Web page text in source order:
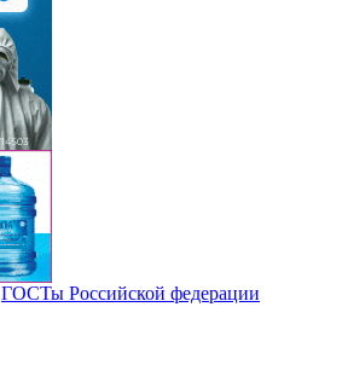
ГОСТы Российской федерации